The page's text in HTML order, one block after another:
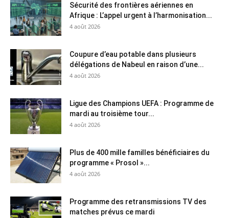
Sécurité des frontières aériennes en
Afrique : L’appel urgent à l’harmonisation...
4 août 2026
Coupure d’eau potable dans plusieurs
délégations de Nabeul en raison d’une...
4 août 2026
Ligue des Champions UEFA : Programme de
mardi au troisième tour...
4 août 2026
Plus de 400 mille familles bénéficiaires du
programme « Prosol »...
4 août 2026
Programme des retransmissions TV des
matches prévus ce mardi